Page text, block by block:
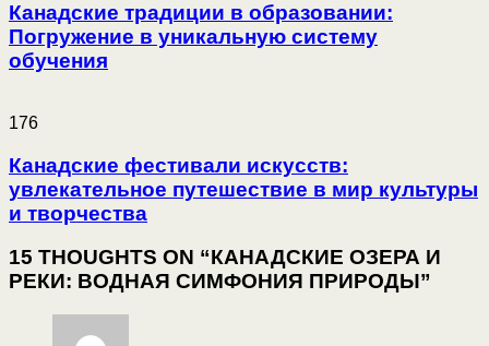
Канадские традиции в образовании:
Погружение в уникальную систему
обучения
176
Канадские фестивали искусств:
увлекательное путешествие в мир культуры
и творчества
15 THOUGHTS ON “КАНАДСКИЕ ОЗЕРА И
РЕКИ: ВОДНАЯ СИМФОНИЯ ПРИРОДЫ”